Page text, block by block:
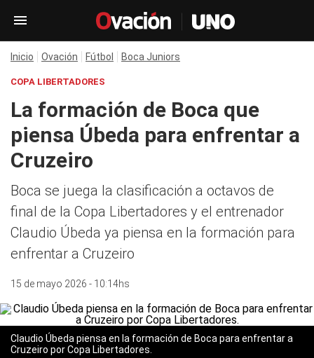
Inicio Ovación Fútbol Boca Juniors
COPA LIBERTADORES
La formación de Boca que
piensa Úbeda para enfrentar a
Cruzeiro
Boca se juega la clasificación a octavos de
final de la Copa Libertadores y el entrenador
Claudio Úbeda ya piensa en la formación para
enfrentar a Cruzeiro
15 de mayo 2026 - 10:14hs
Claudio Úbeda piensa en la formación de Boca para enfrentar a
Cruzeiro por Copa Libertadores.